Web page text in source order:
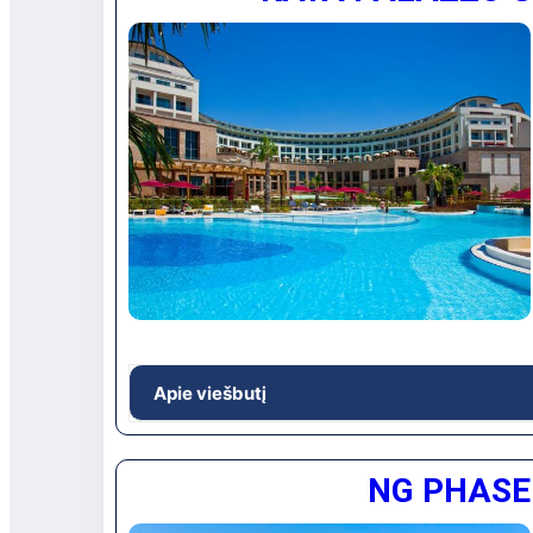
Rekomenduojamas kokybiškam poilsiui.
Viešbučio vieta: Apie 75 km iki Antalijos
uosto, apie 6 km iki Sidės, Titreyengol
Apie viešbutį
Viešbutis skirtas VIP turistų poilsiui. Aukšto
pasirinkimas, profesionalūs pramoginiai
NG